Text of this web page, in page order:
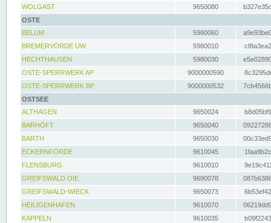
WOLGAST
9650080
OSTE
BELUM
5980060
BREMERVÖRDE UW
5980010
HECHTHAUSEN
5980030
OSTE-SPERRWERK AP
9000000590
OSTE-SPERRWERK BP
9000000532
OSTSEE
ALTHAGEN
9650024
BARHÖFT
9650040
BARTH
9650030
ECKERNFÖRDE
9610045
FLENSBURG
9610010
GREIFSWALD OIE
9690078
GREIFSWALD-WIECK
9650073
HEILIGENHAFEN
9610070
KAPPELN
9610035